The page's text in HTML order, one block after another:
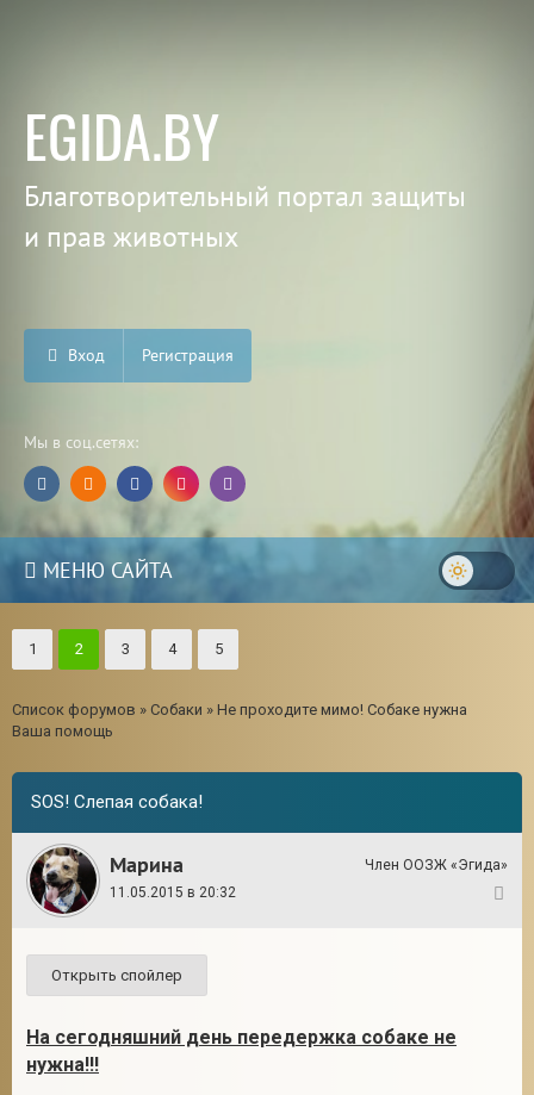
EGIDA.BY
Благотворительный портал защиты
и прав животных
Вход Регистрация
Мы в соц.сетях:
МЕНЮ САЙТА
1 2 3 4 5
Список форумов » Собаки » Не проходите мимо! Собаке нужна
Ваша помощь
SOS! Слепая собака!
Марина
Член ООЗЖ «Эгида»
11.05.2015 в 20:32
На сегодняшний день передержка собаке не
нужна!!!